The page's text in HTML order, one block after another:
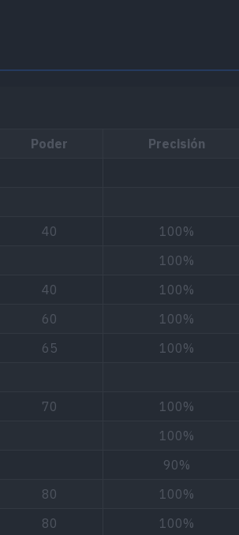
Poder
Precisión
40
100%
100%
40
100%
60
100%
65
100%
70
100%
100%
90%
80
100%
80 100%